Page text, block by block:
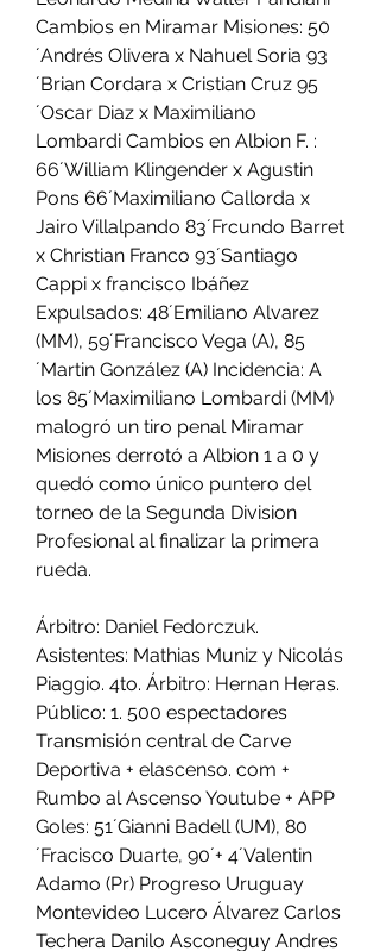
Cambios en Miramar Misiones: 50
´Andrés Olivera x Nahuel Soria 93
´Brian Cordara x Cristian Cruz 95
´Oscar Diaz x Maximiliano
Lombardi Cambios en Albion F. :
66´William Klingender x Agustin
Pons 66´Maximiliano Callorda x
Jairo Villalpando 83´Frcundo Barret
x Christian Franco 93´Santiago
Cappi x francisco Ibáñez
Expulsados: 48´Emiliano Alvarez
(MM), 59´Francisco Vega (A), 85
´Martin González (A) Incidencia: A
los 85´Maximiliano Lombardi (MM)
malogró un tiro penal Miramar
Misiones derrotó a Albion 1 a 0 y
quedó como único puntero del
torneo de la Segunda Division
Profesional al finalizar la primera
rueda.
Árbitro: Daniel Fedorczuk.
Asistentes: Mathias Muniz y Nicolás
Piaggio. 4to. Árbitro: Hernan Heras.
Público: 1. 500 espectadores
Transmisión central de Carve
Deportiva + elascenso. com +
Rumbo al Ascenso Youtube + APP
Goles: 51´Gianni Badell (UM), 80
´Fracisco Duarte, 90´+ 4´Valentin
Adamo (Pr) Progreso Uruguay
Montevideo Lucero Álvarez Carlos
Techera Danilo Asconeguy Andres